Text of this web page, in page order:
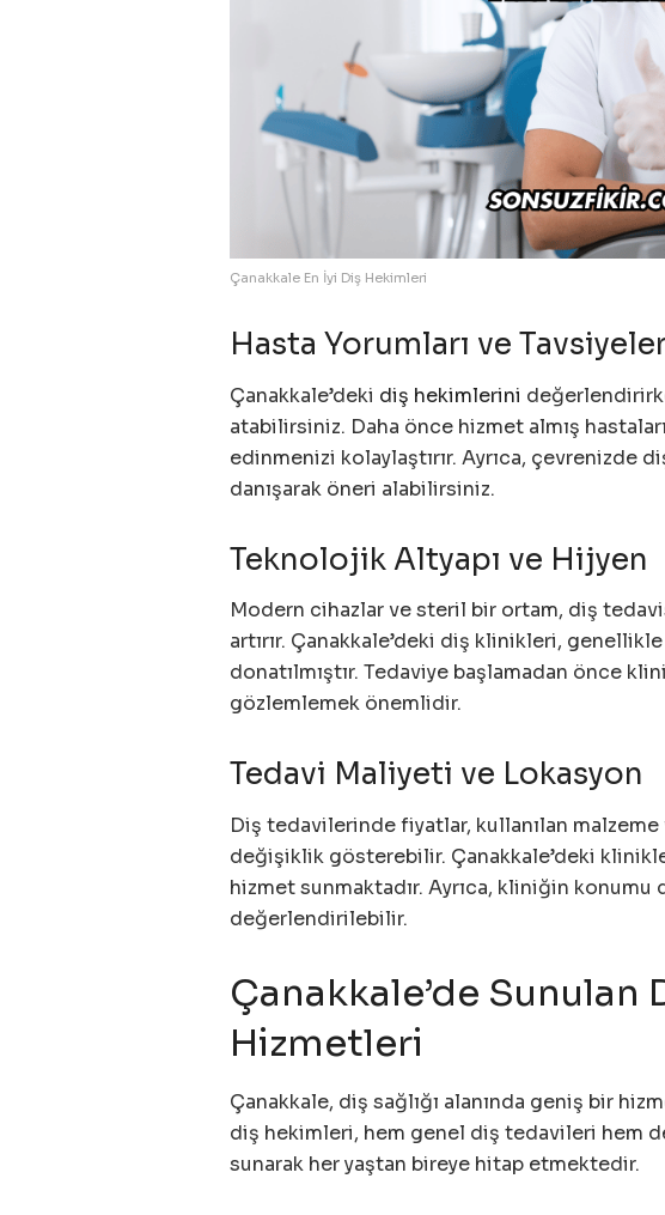
Çanakkale En İyi Diş Hekimleri
Hasta Yorumları ve
Çanakkale’deki diş hekimlerini
atabilirsiniz. Daha önce hizmet almış
edinmenizi kolaylaştırır. Ayrıca, çevrenizde
danışarak öneri alabilirsiniz.
Teknolojik Altyapı ve Hijyen
Modern cihazlar ve steril bir ortam, diş
artırır. Çanakkale’deki diş klinikleri,
donatılmıştır. Tedaviye başlamadan önce
gözlemlemek önemlidir.
Tedavi Maliyeti ve Lokasyon
Diş tedavilerinde fiyatlar, kullanılan
değişiklik gösterebilir. Çanakkale’deki
hizmet sunmaktadır. Ayrıca, kliniğin konumu
değerlendirilebilir.
Çanakkale’de Sunulan
Hizmetleri
Çanakkale, diş sağlığı alanında geniş bir
diş hekimleri, hem genel diş tedavileri hem
sunarak her yaştan bireye hitap etmektedir.